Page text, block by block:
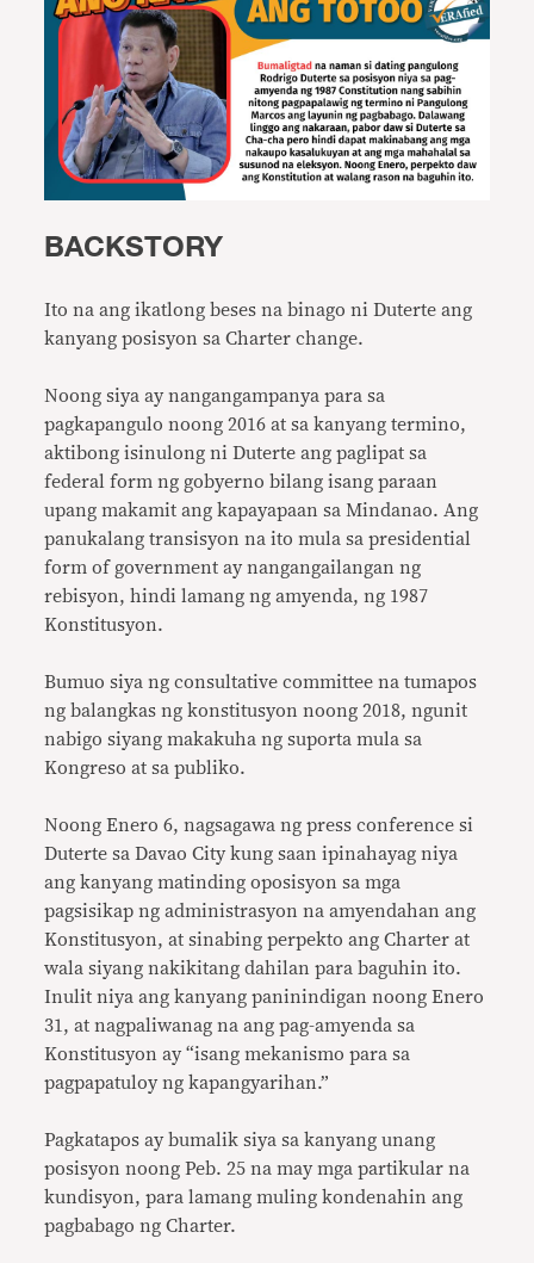
BACKSTORY
Ito na ang ikatlong beses na binago ni Duterte ang
kanyang posisyon sa Charter change.
Noong siya ay nangangampanya para sa
pagkapangulo noong 2016 at sa kanyang termino,
aktibong isinulong ni Duterte ang paglipat sa
federal form ng gobyerno bilang isang paraan
upang makamit ang kapayapaan sa Mindanao. Ang
panukalang transisyon na ito mula sa presidential
form of government ay nangangailangan ng
rebisyon, hindi lamang ng amyenda, ng 1987
Konstitusyon.
Bumuo siya ng consultative committee na tumapos
ng balangkas ng konstitusyon noong 2018, ngunit
nabigo siyang makakuha ng suporta mula sa
Kongreso at sa publiko.
Noong Enero 6, nagsagawa ng press conference si
Duterte sa Davao City kung saan ipinahayag niya
ang kanyang matinding oposisyon sa mga
pagsisikap ng administrasyon na amyendahan ang
Konstitusyon, at sinabing perpekto ang Charter at
wala siyang nakikitang dahilan para baguhin ito.
Inulit niya ang kanyang paninindigan noong Enero
31, at nagpaliwanag na ang pag-amyenda sa
Konstitusyon ay “isang mekanismo para sa
pagpapatuloy ng kapangyarihan.”
Pagkatapos ay bumalik siya sa kanyang unang
posisyon noong Peb. 25 na may mga partikular na
kundisyon, para lamang muling kondenahin ang
pagbabago ng Charter.